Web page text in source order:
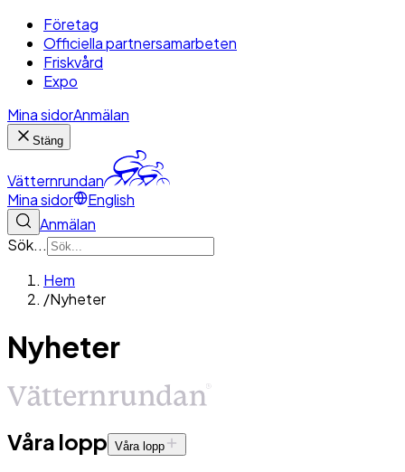
Företag
Officiella partnersamarbeten
Friskvård
Expo
Mina sidorAnmälan
Stäng
Vätternrundan
Mina sidor
English
Anmälan
Sök...
Hem
/Nyheter
Nyheter
Våra lopp Våra lopp